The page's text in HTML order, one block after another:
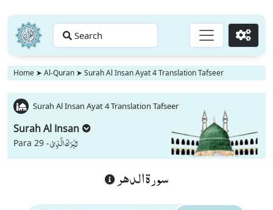
Search Go
Home ➤ Al-Quran ➤ Surah Al Insan Ayat 4 Translation Tafseer
Surah Al Insan Ayat 4 Translation Tafseer
Surah Al Insan
Para 29 -تَبٰرَكَ الَّذِیْ
سورة الدهر